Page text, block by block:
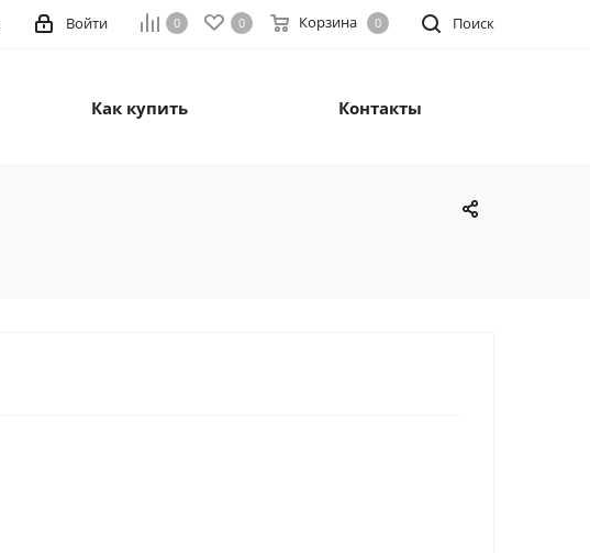
Поиск
0 0 Корзина 0
Войти
Как купить Контакты